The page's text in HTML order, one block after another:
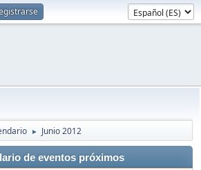
► Junio 2012
de eventos próximos